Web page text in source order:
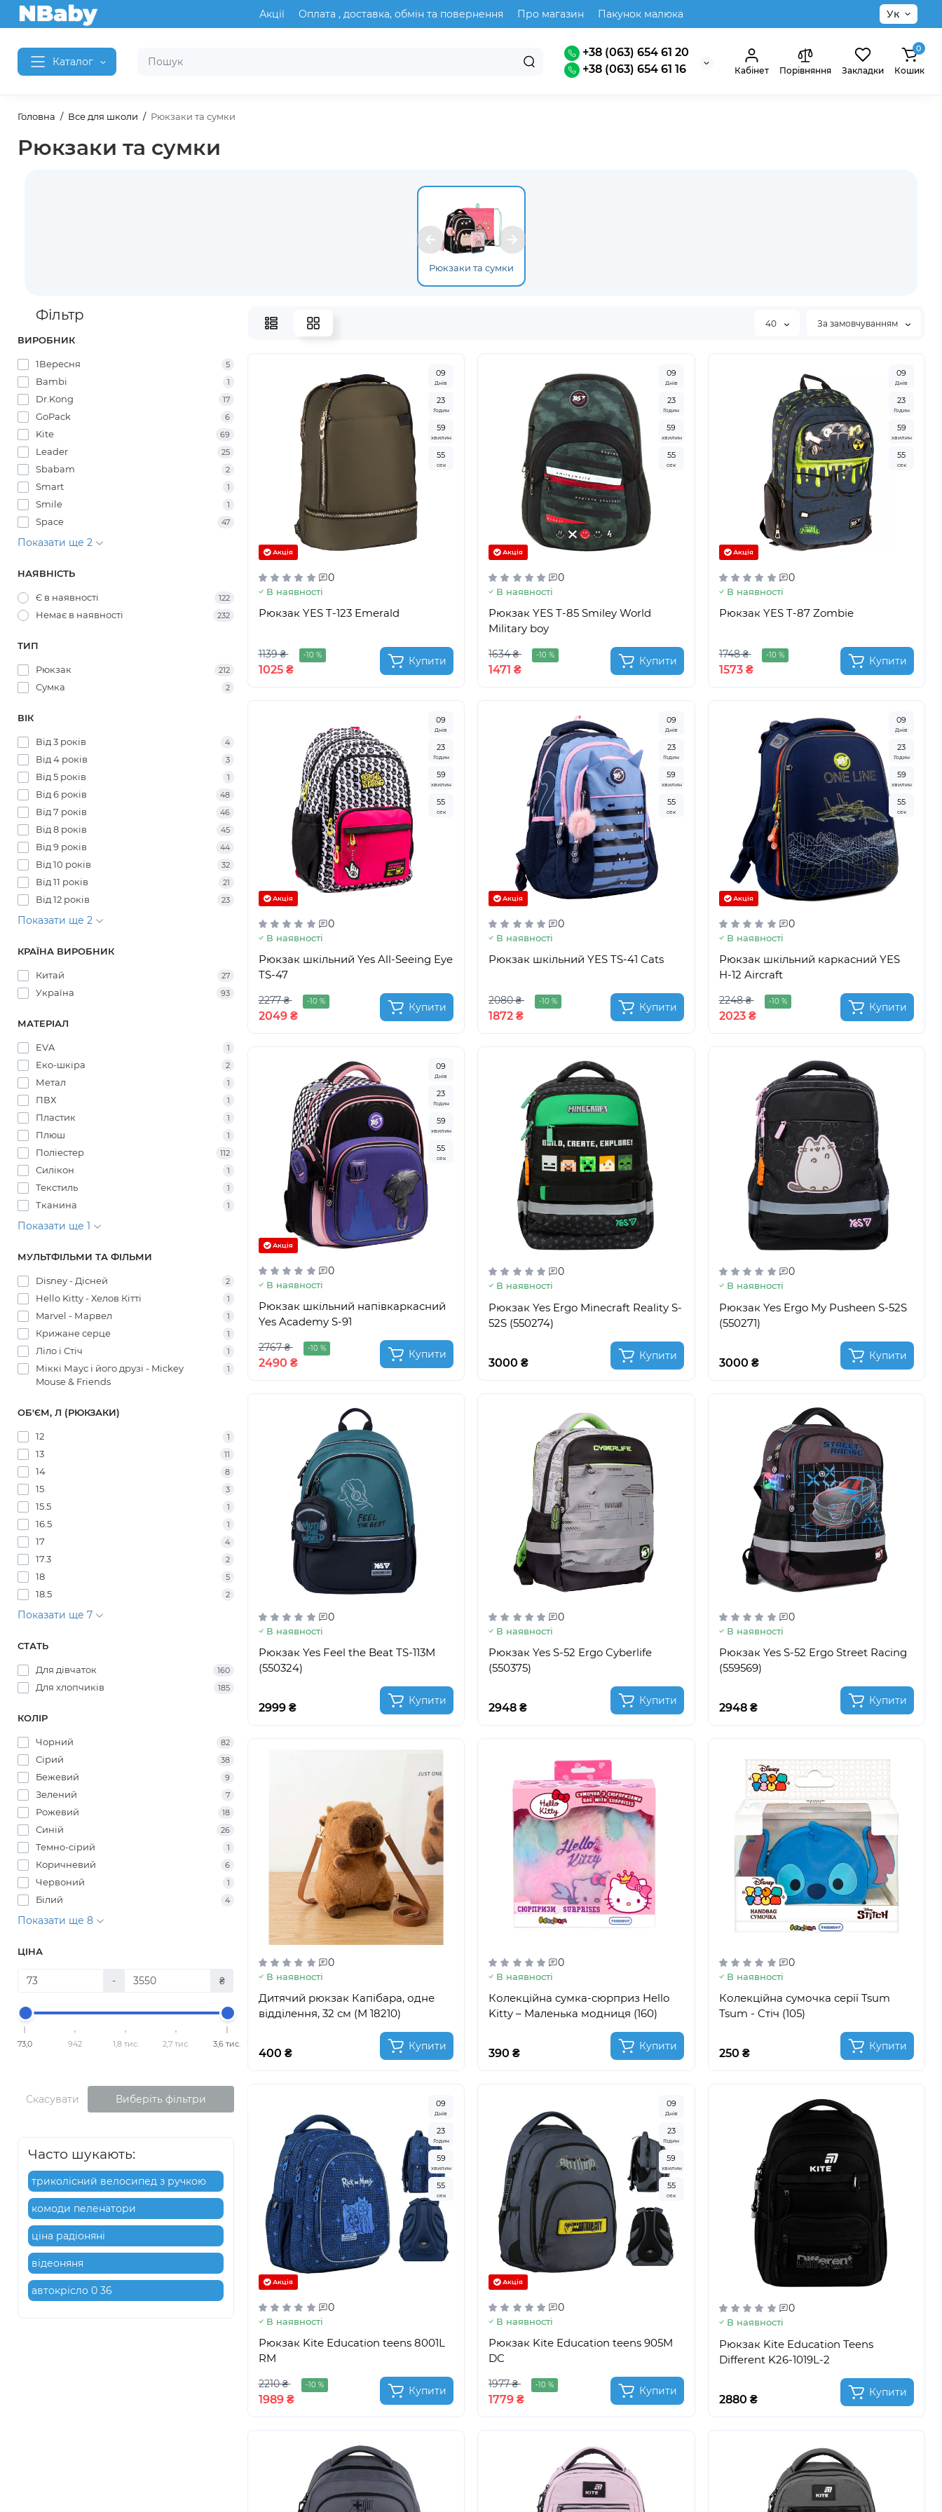
Акції Оплата , доставка, обмін та повернення Про магазин Пакунок малюка Ук
Каталог
+38 (063) 654 61 20
+38 (063) 654 61 16
Кабінет Порівняння Закладки
0
Кошик
Головна Все для школи Рюкзаки та сумки
Рюкзаки та сумки
Рюкзаки та сумки
Фільтр
ВИРОБНИК
1Вересня 5
Bambi 1
Dr.Kong 17
GoPack 6
Kite 69
Leader 25
Sbabam 2
Smart 1
Smile 1
Space 47
Показати ще 2
НАЯВНІСТЬ
Є в наявності 122
Немає в наявності 232
ТИП
Рюкзак 212
Сумка 2
ВІК
Від 3 років 4
Від 4 років 3
Від 5 років 1
Від 6 років 48
Від 7 років 46
Від 8 років 45
Від 9 років 44
Від 10 років 32
Від 11 років 21
Від 12 років 23
Показати ще 2
КРАЇНА ВИРОБНИК
Китай 27
Україна 93
МАТЕРІАЛ
EVA 1
Еко-шкіра 2
Метал 1
ПВХ 1
Пластик 1
Плюш 1
Поліестер 112
Силікон 1
Текстиль 1
Тканина 1
Показати ще 1
МУЛЬТФІЛЬМИ ТА ФІЛЬМИ
Disney - Дісней 2
Hello Kitty - Хелов Кітті 1
Marvel - Марвел 1
Крижане серце 1
Ліло і Стіч 1
Міккі Маус і його друзі - Mickey
Mouse & Friends
1
ОБ'ЄМ, Л (РЮКЗАКИ)
12 1
13 11
14 8
15 3
15.5 1
16.5 1
17 4
17.3 2
18 5
18.5 2
Показати ще 7
СТАТЬ
Для дівчаток 160
Для хлопчиків 185
КОЛІР
Чорний 82
Сірий 38
Бежевий 9
Зелений 7
Рожевий 18
Синій 26
Темно-сірий 1
Коричневий 6
Червоний 1
Білий 4
Показати ще 8
ЦІНА
- ₴
73,0 942 1,8 тис. 2,7 тис. 3,6 тис.
Скасувати Виберіть фільтри
Часто шукають:
триколісний велосипед з ручкою
комоди пеленатори
ціна радіоняні
відеоняня
автокрісло 0 36
40 За замовчуванням
Акція
09
Днів
23
Годин
59
хвилин
53
сек
0
В наявності
Рюкзак YES T-123 Emerald
1139 ₴ -10 %
1025 ₴
Купити
Акція
09
Днів
23
Годин
59
хвилин
53
сек
0
В наявності
Рюкзак YES T-85 Smiley World
Military boy
1634 ₴ -10 %
1471 ₴
Купити
Акція
09
Днів
23
Годин
59
хвилин
53
сек
0
В наявності
Рюкзак YES T-87 Zombie
1748 ₴ -10 %
1573 ₴
Купити
Акція
09
Днів
23
Годин
59
хвилин
53
сек
0
В наявності
Рюкзак шкільний Yes All-Seeing Eye
TS-47
2277 ₴ -10 %
2049 ₴
Купити
Акція
09
Днів
23
Годин
59
хвилин
53
сек
0
В наявності
Рюкзак шкільний YES TS-41 Cats
2080 ₴ -10 %
1872 ₴
Купити
Акція
09
Днів
23
Годин
59
хвилин
53
сек
0
В наявності
Рюкзак шкільний каркасний YES
H-12 Aircraft
2248 ₴ -10 %
2023 ₴
Купити
Акція
09
Днів
23
Годин
59
хвилин
53
сек
0
В наявності
Рюкзак шкільний напівкаркасний
Yes Academy S-91
2767 ₴ -10 %
2490 ₴
Купити
0
В наявності
Pюкзак Yes Ergo Minecraft Reality S-
52S (550274)
3000 ₴
Купити
0
В наявності
Pюкзак Yes Ergo My Pusheen S-52S
(550271)
3000 ₴
Купити
0
В наявності
Pюкзак Yes Feel the Beat TS-113M
(550324)
2999 ₴
Купити
0
В наявності
Pюкзак Yes S-52 Ergo Cyberlife
(550375)
2948 ₴
Купити
0
В наявності
Pюкзак Yes S-52 Ergo Street Racing
(559569)
2948 ₴
Купити
0
В наявності
Дитячий рюкзак Капібара, одне
відділення, 32 см (M 18210)
400 ₴
Купити
0
В наявності
Колекційна сумка-сюрприз Hello
Kitty – Маленька модниця (160)
390 ₴
Купити
0
В наявності
Колекційна сумочка серії Tsum
Tsum - Стіч (105)
250 ₴
Купити
Акція
09
Днів
23
Годин
59
хвилин
53
сек
0
В наявності
Рюкзак Kite Education teens 8001L
RM
2210 ₴ -10 %
1989 ₴
Купити
Акція
09
Днів
23
Годин
59
хвилин
53
сек
0
В наявності
Рюкзак Kite Education teens 905M
DC
1977 ₴ -10 %
1779 ₴
Купити
0
В наявності
Рюкзак Kite Education Teens
Different K26-1019L-2
2880 ₴
Купити